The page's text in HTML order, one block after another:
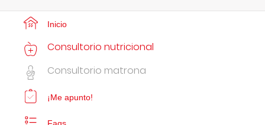
Inicio
Consultorio nutricional
Consultorio matrona
¡Me apunto!